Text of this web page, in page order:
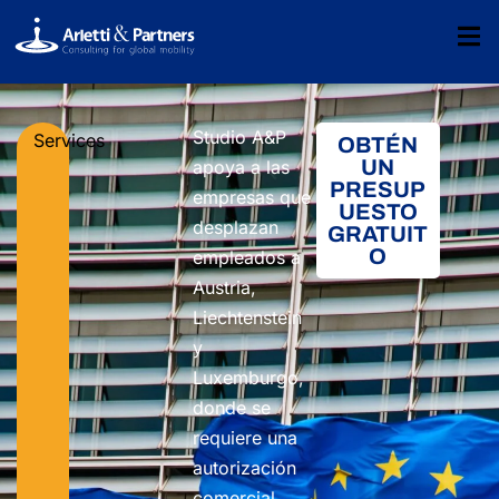
Services
Studio A&P
apoya a las
empresas que
desplazan
empleados a
Austria,
Liechtenstein
y
Luxemburgo,
donde se
requiere una
autorización
OBTÉN
UN
PRESUP
UESTO
GRATUIT
O